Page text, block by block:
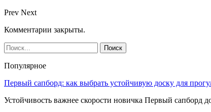
Prev Next
Комментарии закрыты.
Популярное
Первый сапборд: как выбрать устойчивую доску для
Устойчивость важнее скорости новичка Первый